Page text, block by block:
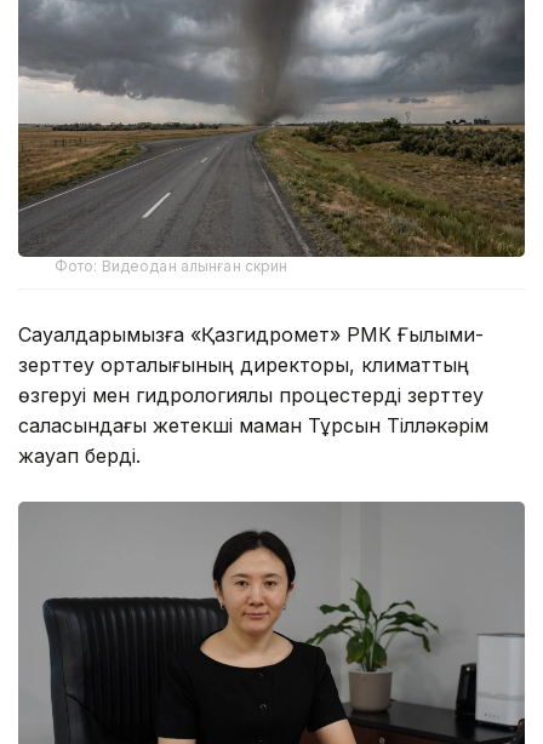
Фото: Видеодан алынған скрин
Сауалдарымызға «Қазгидромет» РМК Ғылыми-
зерттеу орталығының директоры, климаттың
өзгеруі мен гидрологиялық процестерді зерттеу
саласындағы жетекші маман Тұрсын Тілләкәрім
жауап берді.